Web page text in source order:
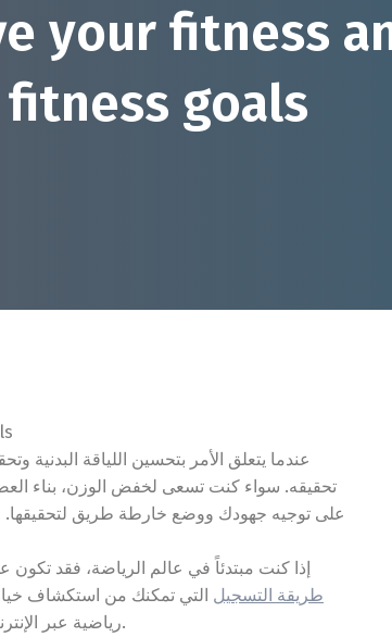
your fitness
fitness goals
عندما يتعلق الأمر بتحسين اللياقة البدنية
تحقيقه. سواء كنت تسعى لخفض الوزن، بناء
على توجيه جهودك ووضع خارطة طريق لتحقيقها.
إذا كنت مبتدئاً في عالم الرياضة، فقد تكون
1xbet طريقة التسجيل التي تمكنك من استكشاف
رياضية عبر الإنترنت. مثل هذه الأدوات يمكن أن تلهمك لتحفيز ذاتك وتحديد أهدافك بوضوح.